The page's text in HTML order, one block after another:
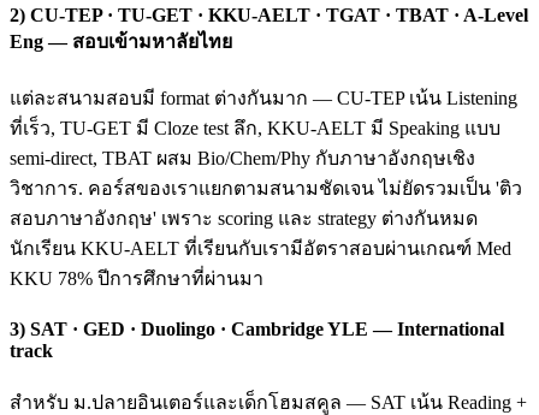
2) CU-TEP · TU-GET · KKU-AELT · TGAT · TBAT · A-Level
Eng — สอบเข้ามหาลัยไทย
แต่ละสนามสอบมี format ต่างกันมาก — CU-TEP เน้น Listening
ที่เร็ว, TU-GET มี Cloze test ลึก, KKU-AELT มี Speaking แบบ
semi-direct, TBAT ผสม Bio/Chem/Phy กับภาษาอังกฤษเชิง
วิชาการ. คอร์สของเราแยกตามสนามชัดเจน ไม่ยัดรวมเป็น 'ติว
สอบภาษาอังกฤษ' เพราะ scoring และ strategy ต่างกันหมด
นักเรียน KKU-AELT ที่เรียนกับเรามีอัตราสอบผ่านเกณฑ์ Med
KKU 78% ปีการศึกษาที่ผ่านมา
3) SAT · GED · Duolingo · Cambridge YLE — International
track
สำหรับ ม.ปลายอินเตอร์และเด็กโฮมสคูล — SAT เน้น Reading +